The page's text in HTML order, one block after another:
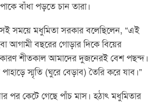
বাঁধা পড়তে চান তারা।
সময়ে মধুমিতা সরকার বলেছিলেন, “এই
আগামী বছরের গোড়ার দিকে বিয়ের
শীতকাল আমাদের দুজনেরই বেশ পছন্দ।
পাহাড়ে স্মৃতি (ঘুরে বেড়াব) তৈরি করে যাব।”
পর কেটে গেছে পাঁচ মাস। হঠাৎ মধুমিতার